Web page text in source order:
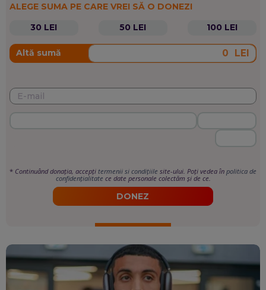
ALEGE SUMA PE CARE VREI SĂ O DONEZI
30 LEI
50 LEI 100 LEI
Altă sumă LEI
* Continuând donația, accepți termenii si condițiile site-ului. Poți vedea în politica de
confidențialitate ce date personale colectăm și de ce.
DONEZ